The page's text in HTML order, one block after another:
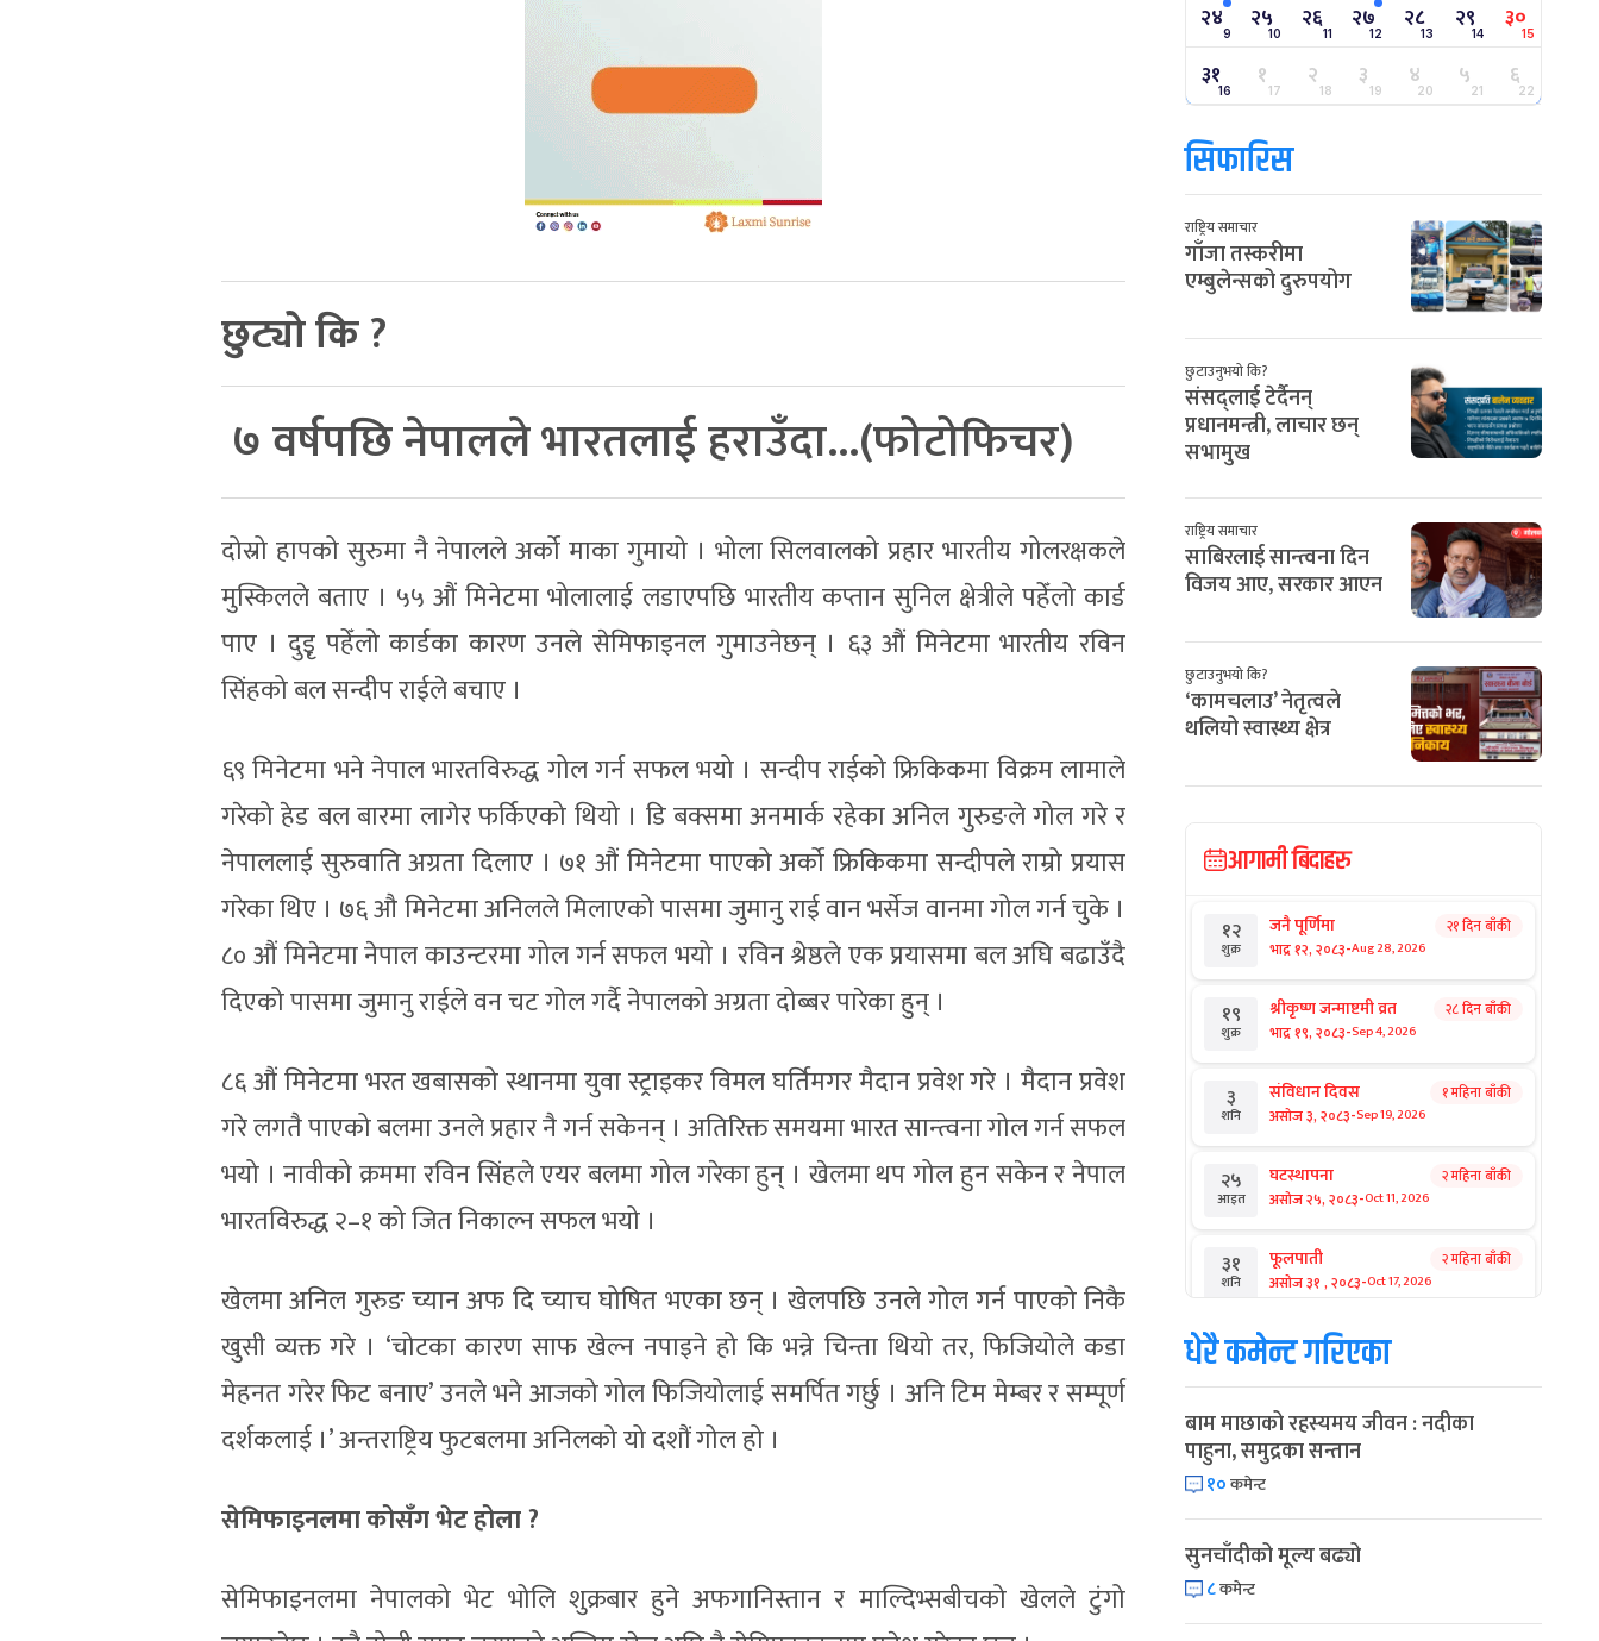
छुट्यो कि ?
७ वर्षपछि नेपालले भारतलाई हराउँदा…(फोटोफिचर)
दोस्रो हापको सुरुमा नै नेपालले अर्को माका गुमायो । भोला सिलवालको प्रहार भारतीय गोलरक्षकले
मुस्किलले बताए । ५५ औं मिनेटमा भोलालाई लडाएपछि भारतीय कप्तान सुनिल क्षेत्रीले पहेँलो कार्ड
पाए । दुइृ पहेँलो कार्डका कारण उनले सेमिफाइनल गुमाउनेछन् । ६३ औं मिनेटमा भारतीय रविन
सिंहको बल सन्दीप राईले बचाए ।
६९ मिनेटमा भने नेपाल भारतविरुद्ध गोल गर्न सफल भयो । सन्दीप राईको फ्रिकिकमा विक्रम लामाले
गरेको हेड बल बारमा लागेर फर्किएको थियो । डि बक्समा अनमार्क रहेका अनिल गुरुङले गोल गरे र
नेपाललाई सुरुवाति अग्रता दिलाए । ७१ औं मिनेटमा पाएको अर्को फ्रिकिकमा सन्दीपले राम्रो प्रयास
गरेका थिए । ७६ औ मिनेटमा अनिलले मिलाएको पासमा जुमानु राई वान भर्सेज वानमा गोल गर्न चुके ।
८० औं मिनेटमा नेपाल काउन्टरमा गोल गर्न सफल भयो । रविन श्रेष्ठले एक प्रयासमा बल अघि बढाउँदै
दिएको पासमा जुमानु राईले वन चट गोल गर्दै नेपालको अग्रता दोब्बर पारेका हुन् ।
८६ औं मिनेटमा भरत खबासको स्थानमा युवा स्ट्राइकर विमल घर्तिमगर मैदान प्रवेश गरे । मैदान प्रवेश
गरे लगतै पाएको बलमा उनले प्रहार नै गर्न सकेनन् । अतिरिक्त समयमा भारत सान्त्वना गोल गर्न सफल
भयो । नावीको क्रममा रविन सिंहले एयर बलमा गोल गरेका हुन् । खेलमा थप गोल हुन सकेन र नेपाल
भारतविरुद्ध २–१ को जित निकाल्न सफल भयो ।
खेलमा अनिल गुरुङ च्यान अफ दि च्याच घोषित भएका छन् । खेलपछि उनले गोल गर्न पाएको निकै
खुसी व्यक्त गरे । ‘चोटका कारण साफ खेल्न नपाइने हो कि भन्ने चिन्ता थियो तर, फिजियोले कडा
मेहनत गरेर फिट बनाए’ उनले भने आजको गोल फिजियोलाई समर्पित गर्छु । अनि टिम मेम्बर र सम्पूर्ण
दर्शकलाई ।’ अन्तराष्ट्रिय फुटबलमा अनिलको यो दशौं गोल हो ।
सेमिफाइनलमा कोसँग भेट होला ?
सेमिफाइनलमा नेपालको भेट भोलि शुक्रबार हुने अफगानिस्तान र माल्दिभ्सबीचको खेलले टुंगो
२४9 २५10 २६11 २७12 २८13 २९14 ३०15
३१16 १17 २18 ३19 ४20 ५21 ६22
सिफारिस
राष्ट्रिय समाचार
गाँजा तस्करीमा
एम्बुलेन्सको दुरुपयोग
छुटाउनुभयो कि?
संसद्लाई टेर्दैनन्
प्रधानमन्त्री, लाचार छन्
सभामुख
राष्ट्रिय समाचार
साबिरलाई सान्त्वना दिन
विजय आए, सरकार आएन
छुटाउनुभयो कि?
‘कामचलाउ’ नेतृत्वले
थलियो स्वास्थ्य क्षेत्र
आगामी बिदाहरु
१२
शुक्र
जनै पूर्णिमा
भाद्र १२, २०८३-Aug 28, 2026
२१ दिन बाँकी
१९
शुक्र
श्रीकृष्ण जन्माष्टमी व्रत
भाद्र १९, २०८३-Sep 4, 2026
२८ दिन बाँकी
३
शनि
संविधान दिवस
असोज ३, २०८३-Sep 19, 2026
१ महिना बाँकी
२५
आइत
घटस्थापना
असोज २५, २०८३-Oct 11, 2026
२ महिना बाँकी
३१
शनि
फूलपाती
असोज ३१ , २०८३-Oct 17, 2026
२ महिना बाँकी
१
आइत
कार्तिक सङ्क्रान्ति
कार्तिक १, २०८३-Oct 18, 2026
३
मंगल
महानवमी
कार्तिक ३, २०८३-
२ महिना बाँकी
४
५
-
धेरै कमेन्ट गरिएका
बाम माछाको रहस्यमय जीवन : नदीका
पाहुना, समुद्रका सन्तान
१०कमेन्ट
सुनचाँदीको मूल्य बढ्यो
८कमेन्ट